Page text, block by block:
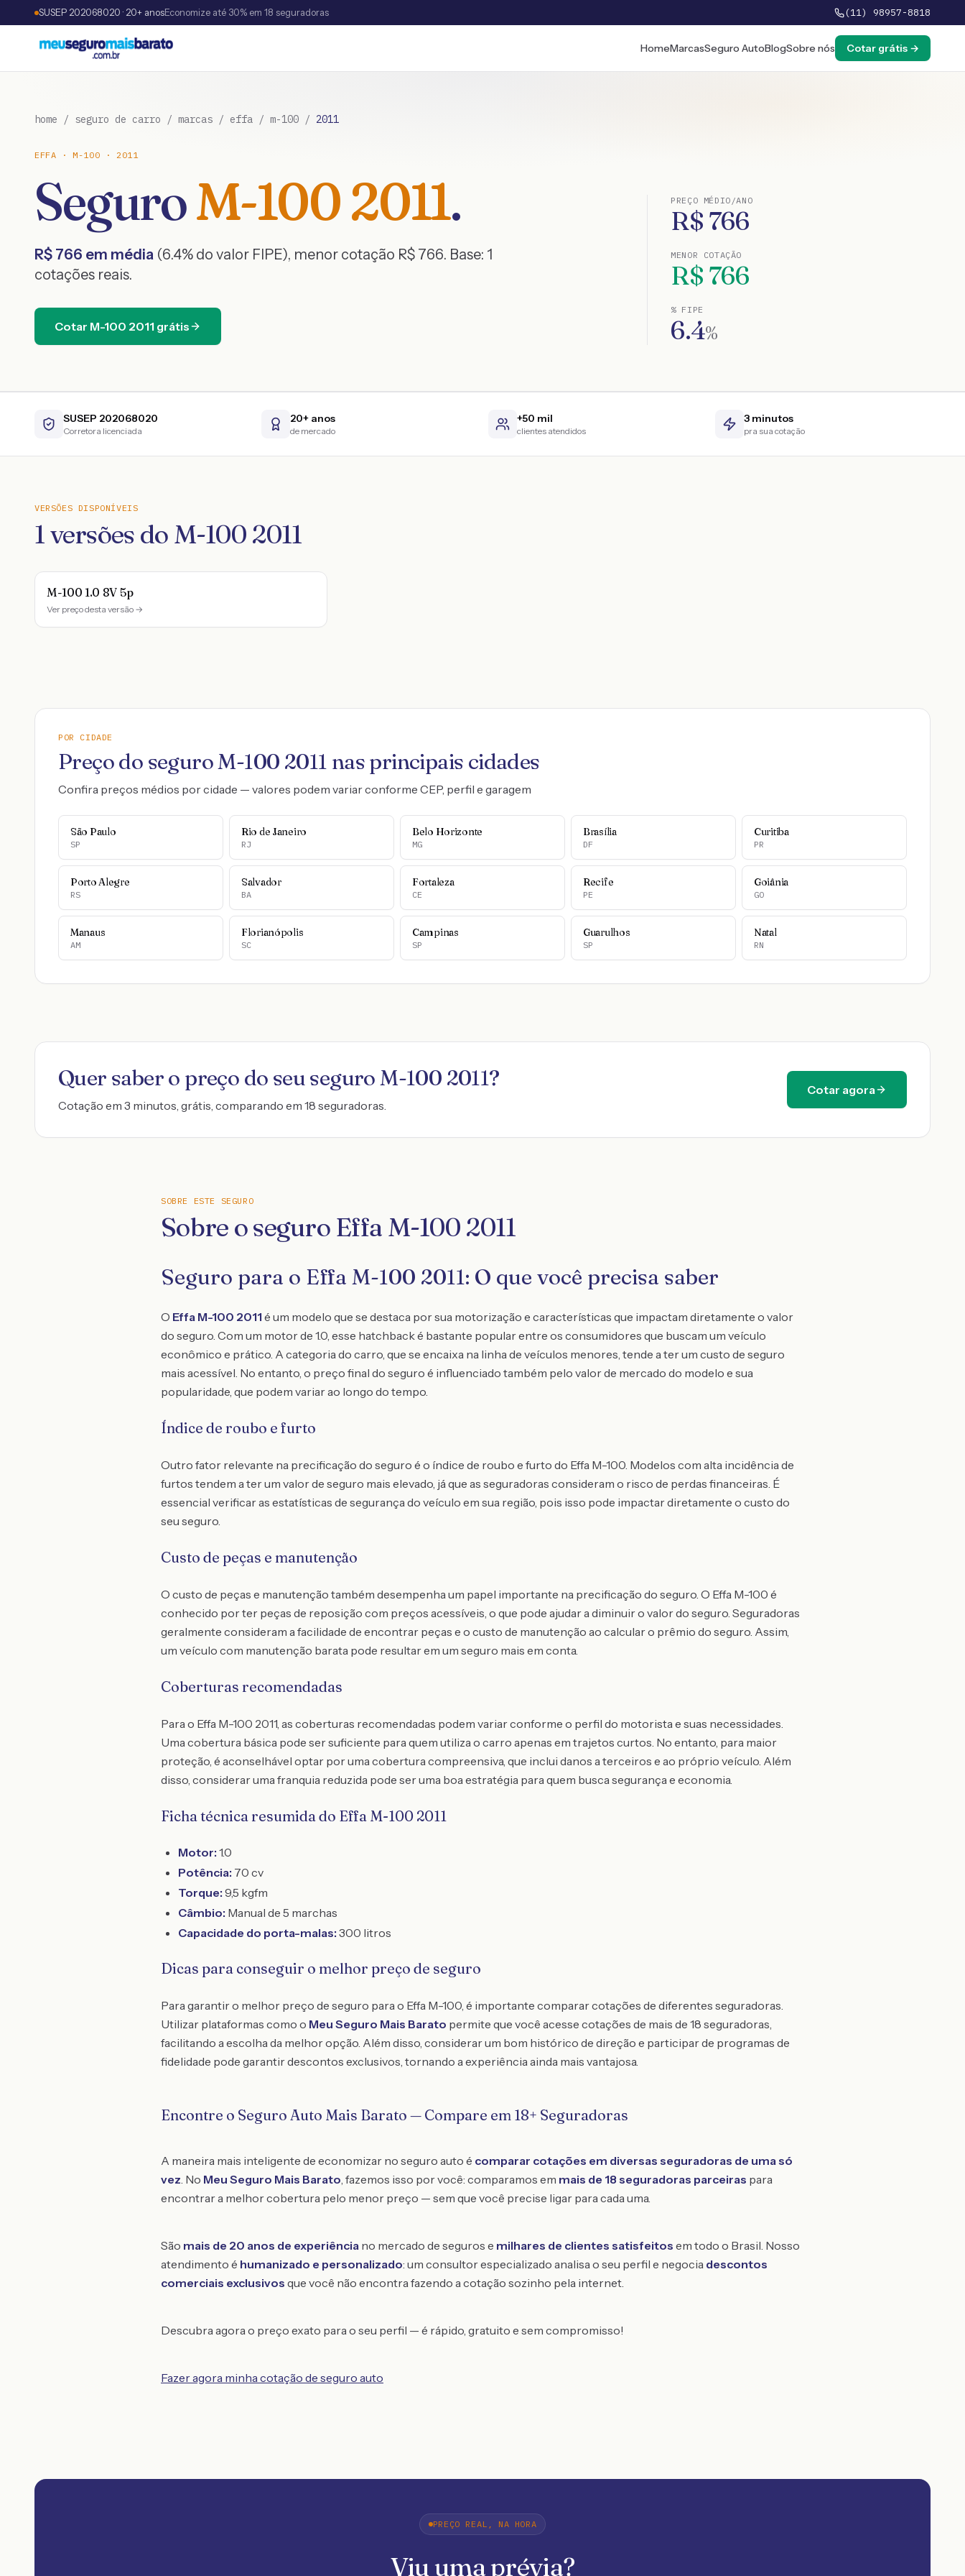
SUSEP 202068020 · 20+ anosEconomize até 30% em 18 seguradoras (11) 98957-8818
HomeMarcasSeguro AutoBlogSobre nós Cotar grátis →
home / seguro de carro / marcas / effa / m-100 / 2011
EFFA ·M-100 · 2011
SeguroM-1002011.
R$ 766 em média (6.4% do valor FIPE), menor cotação R$ 766. Base: 1
cotações reais.
Cotar M-100 2011 grátis
PREÇO MÉDIO/ANO
R$ 766
MENOR COTAÇÃO
R$ 766
% FIPE
6.4%
SUSEP 202068020
Corretora licenciada
20+ anos
de mercado
+50 mil
clientes atendidos
3 minutos
pra sua cotação
VERSÕES DISPONÍVEIS
1versões do M-100 2011
M-100 1.0 8V 5p
Ver preço desta versão →
POR CIDADE
Preço do seguroM-100 2011 nas principais cidades
Confira preços médios por cidade — valores podem variar conforme CEP, perfil e garagem
São Paulo
SP
Rio de Janeiro
RJ
Belo Horizonte
MG
Brasília
DF
Curitiba
PR
Porto Alegre
RS
Salvador
BA
Fortaleza
CE
Recife
PE
Goiânia
GO
Manaus
AM
Florianópolis
SC
Campinas
SP
Guarulhos
SP
Natal
RN
Quer saber o preço do seu seguroM-100 2011?
Cotação em 3 minutos, grátis, comparando em 18 seguradoras.
Cotar agora
SOBRE ESTE SEGURO
Sobre o seguro Effa M-100 2011
Seguro para o Effa M-100 2011: O que você precisa saber
O Effa M-100 2011 é um modelo que se destaca por sua motorização e características que impactam diretamente o valor
do seguro. Com um motor de 1.0, esse hatchback é bastante popular entre os consumidores que buscam um veículo
econômico e prático. A categoria do carro, que se encaixa na linha de veículos menores, tende a ter um custo de seguro
mais acessível. No entanto, o preço final do seguro é influenciado também pelo valor de mercado do modelo e sua
popularidade, que podem variar ao longo do tempo.
Índice de roubo e furto
Outro fator relevante na precificação do seguro é o índice de roubo e furto do Effa M-100. Modelos com alta incidência de
furtos tendem a ter um valor de seguro mais elevado, já que as seguradoras consideram o risco de perdas financeiras. É
essencial verificar as estatísticas de segurança do veículo em sua região, pois isso pode impactar diretamente o custo do
seu seguro.
Custo de peças e manutenção
O custo de peças e manutenção também desempenha um papel importante na precificação do seguro. O Effa M-100 é
conhecido por ter peças de reposição com preços acessíveis, o que pode ajudar a diminuir o valor do seguro. Seguradoras
geralmente consideram a facilidade de encontrar peças e o custo de manutenção ao calcular o prêmio do seguro. Assim,
um veículo com manutenção barata pode resultar em um seguro mais em conta.
Coberturas recomendadas
Para o Effa M-100 2011, as coberturas recomendadas podem variar conforme o perfil do motorista e suas necessidades.
Uma cobertura básica pode ser suficiente para quem utiliza o carro apenas em trajetos curtos. No entanto, para maior
proteção, é aconselhável optar por uma cobertura compreensiva, que inclui danos a terceiros e ao próprio veículo. Além
disso, considerar uma franquia reduzida pode ser uma boa estratégia para quem busca segurança e economia.
Ficha técnica resumida do Effa M-100 2011
Motor: 1.0
Potência: 70 cv
Torque: 9,5 kgfm
Câmbio: Manual de 5 marchas
Capacidade do porta-malas: 300 litros
Dicas para conseguir o melhor preço de seguro
Para garantir o melhor preço de seguro para o Effa M-100, é importante comparar cotações de diferentes seguradoras.
Utilizar plataformas como o Meu Seguro Mais Barato permite que você acesse cotações de mais de 18 seguradoras,
facilitando a escolha da melhor opção. Além disso, considerar um bom histórico de direção e participar de programas de
fidelidade pode garantir descontos exclusivos, tornando a experiência ainda mais vantajosa.
Encontre o Seguro Auto Mais Barato — Compare em 18+ Seguradoras
A maneira mais inteligente de economizar no seguro auto é comparar cotações em diversas seguradoras de uma só
vez. No Meu Seguro Mais Barato, fazemos isso por você: comparamos em mais de 18 seguradoras parceiras para
encontrar a melhor cobertura pelo menor preço — sem que você precise ligar para cada uma.
São mais de 20 anos de experiência no mercado de seguros e milhares de clientes satisfeitos em todo o Brasil. Nosso
atendimento é humanizado e personalizado: um consultor especializado analisa o seu perfil e negocia descontos
comerciais exclusivos que você não encontra fazendo a cotação sozinho pela internet.
Descubra agora o preço exato para o seu perfil — é rápido, gratuito e sem compromisso!
Fazer agora minha cotação de seguro auto
PREÇO REAL, NA HORA
Viu uma prévia?